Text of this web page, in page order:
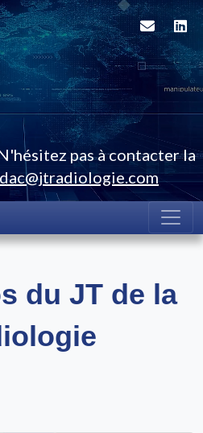
pas à contacter la
du JT de la